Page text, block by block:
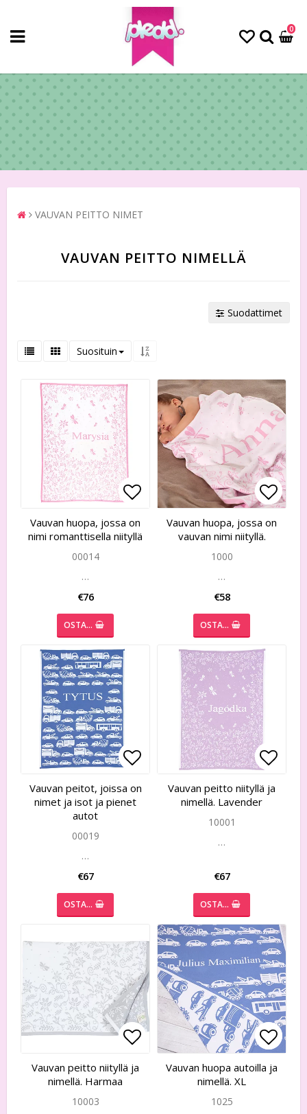
0
VAUVAN PEITTO NIMET
VAUVAN PEITTO NIMELLÄ
Suodattimet
Suosituin
Add to list of favorites
Add to list of favorites
Vauvan huopa, jossa on
nimi romanttisella niityllä
00014
…
€76
OSTA…
Add
Add
Vauvan huopa, jossa on
vauvan nimi niityllä.
1000
…
€58
OSTA…
Add to list of favorites
Add to list of favorites
Vauvan peitot, joissa on
nimet ja isot ja pienet
autot
00019
…
€67
OSTA…
Add
Add
Vauvan peitto niityllä ja
nimellä. Lavender
10001
…
€67
OSTA…
Add to list of favorites
Add to list of favorites
Vauvan peitto niityllä ja
nimellä. Harmaa
10003
Add
Add
Vauvan huopa autoilla ja
nimellä. XL
1025